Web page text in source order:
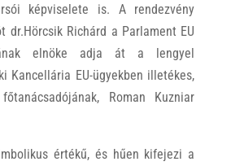
képviselete is. A rendezvény
dr.Hörcsik Richárd a Parlament EU
elnöke adja át a lengyel
Kancellária EU-ügyekben illetékes,
Roman Kuzniar
értékű, és hűen kifejezi a